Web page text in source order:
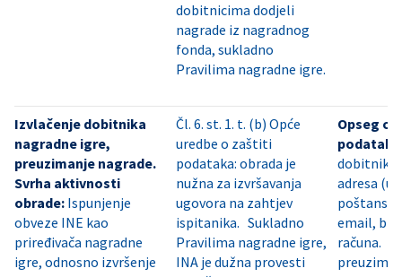
dobitnicima dodjeli
nagrade iz nagradnog
fonda, sukladno
Pravilima nagradne igre.
Izvlačenje dobitnika
nagradne igre,
preuzimanje nagrade.
Svrha aktivnosti
obrade: Ispunjenje
obveze INE kao
priređivača nagradne
igre, odnosno izvršenje
Čl. 6. st. 1. t. (b) Opće
uredbe o zaštiti
podataka: obrada je
nužna za izvršavanja
ugovora na zahtjev
ispitanika. Sukladno
Pravilima nagradne igre,
INA je dužna provesti
Opseg
dobitnika:
adresa
email,
računa.